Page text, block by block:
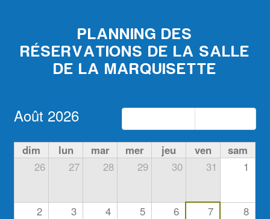
PLANNING DES
RÉSERVATIONS DE LA SALLE
DE LA MARQUISETTE
Août 2026
dim lun mar mer jeu ven
sam
26
27 28 29 30 31 1
2 3 4 5 6 7 8